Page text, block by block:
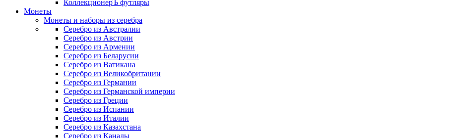
КоллекционерЪ футляры
Монеты
Монеты и наборы из серебра
Серебро из Австралии
Серебро из Австрии
Серебро из Армении
Серебро из Беларусии
Серебро из Ватикана
Серебро из Великобритании
Серебро из Германии
Серебро из Германской империи
Серебро из Греции
Серебро из Испании
Серебро из Италии
Серебро из Казахстана
Серебро из Канады